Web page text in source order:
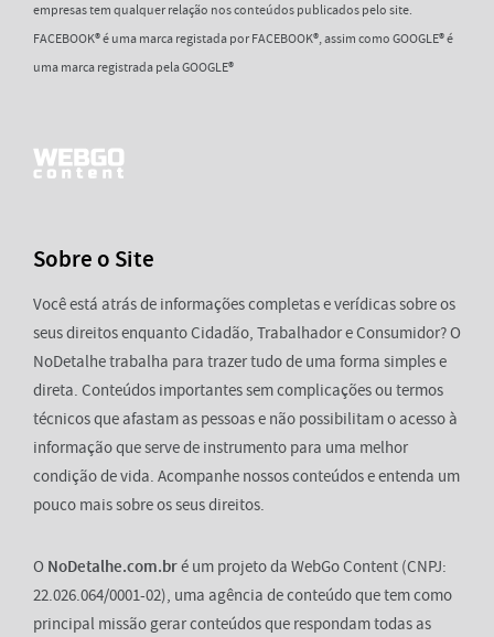
empresas tem qualquer relação nos conteúdos publicados pelo site.
FACEBOOK® é uma marca registada por FACEBOOK®, assim como GOOGLE® é
uma marca registrada pela GOOGLE®
Sobre o Site
Você está atrás de informações completas e verídicas sobre os
seus direitos enquanto Cidadão, Trabalhador e Consumidor? O
NoDetalhe trabalha para trazer tudo de uma forma simples e
direta. Conteúdos importantes sem complicações ou termos
técnicos que afastam as pessoas e não possibilitam o acesso à
informação que serve de instrumento para uma melhor
condição de vida. Acompanhe nossos conteúdos e entenda um
pouco mais sobre os seus direitos.
O NoDetalhe.com.bré um projeto da WebGo Content (CNPJ:
22.026.064/0001-02), uma agência de conteúdo que tem como
principal missão gerar conteúdos que respondam todas as